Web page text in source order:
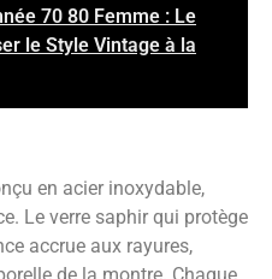
70 80 Femme : Le
le Style Vintage à la
en acier inoxydable,
Le verre saphir qui protège
accrue aux rayures,